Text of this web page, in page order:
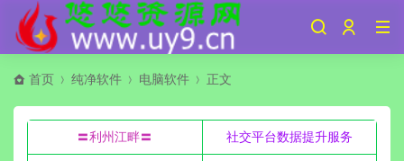
首页 纯净软件 电脑软件 正文
〓利州江畔〓 社交平台数据提升服务